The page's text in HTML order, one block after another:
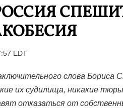
EDT
слова Бориса
их судилища, никакие
отказаться от